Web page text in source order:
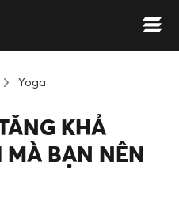
Yoga
KHẢ
MÀ BẠN NÊN